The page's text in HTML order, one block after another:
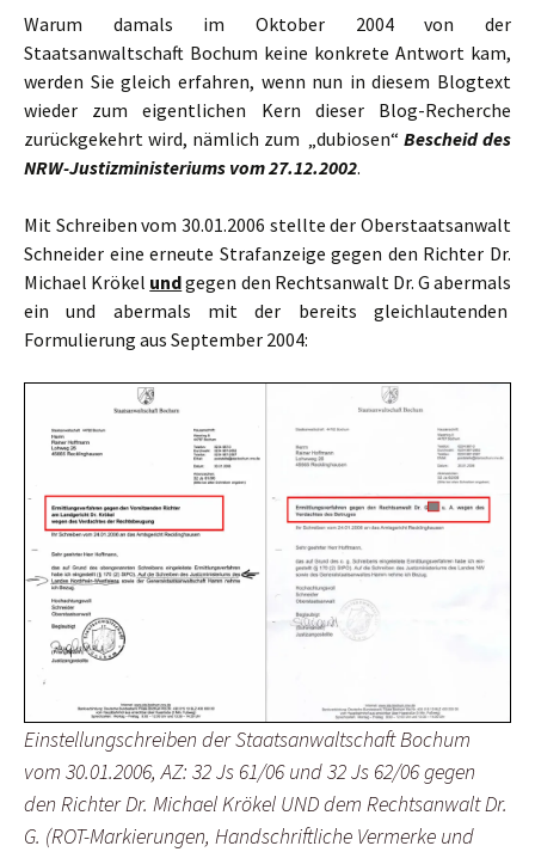
Warum damals im Oktober 2004 von der
Staatsanwaltschaft Bochum keine konkrete Antwort kam,
werden Sie gleich erfahren, wenn nun in diesem Blogtext
wieder zum eigentlichen Kern dieser Blog-Recherche
zurückgekehrt wird, nämlich zum „dubiosen“Bescheid des
NRW-Justizministeriums vom 27.12.2002.
Mit Schreiben vom 30.01.2006 stellte der Oberstaatsanwalt
Schneider eine erneute Strafanzeige gegen den Richter Dr.
Michael Krökel undgegen den Rechtsanwalt Dr. G abermals
ein und abermals mit der bereits gleichlautenden
Formulierung aus September 2004:
Einstellungschreiben der Staatsanwaltschaft Bochum
vom 30.01.2006, AZ: 32 Js 61/06 und 32 Js 62/06 gegen
den Richter Dr. Michael Krökel UND dem Rechtsanwalt Dr.
G. (ROT-Markierungen, Handschriftliche Vermerke und